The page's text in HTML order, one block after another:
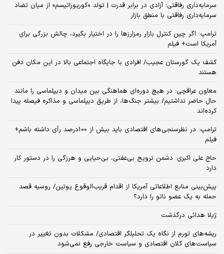
سرمایه‌داری رفاقتی؛ آزادی در برابر قدرت | تولد «کورپوراتیسم» از میان تضاد
سرمایه‌داری رفاقتی با منطق بازار
ترامپ: اگر چین کنترل بازار رمزارزها را در اختیار بگیرد، چالش بزرگی برای
آمریکا است+ فیلم
کشف یک گورستان عجیب/ افرادی با جایگاه اجتماعی بالا در این مکان دفن
هستند
معاون عراقچی: در هیچ دوره‌ای هماهنگی بین میدان و دیپلماسی را مانند
حال حاضر نداشتیم/ بیشتر جنگ‌ها، از طریق دیپلماسی و مذاکره فیصله پیدا
کرده‌اند
ترامپ: در نظرسنجی‌های اقتصادی باید بیش از 100درصد رأی داشته باشم+
فیلم
حاج علی اکبری: دشمن ترویج بی‌عفتی، بی‌حیایی و هرزگی را در دستور کار
دارد
پیش‌بینی منابع اطلاعاتی آمریکا از اقدام قریب‌الوقوع پوتین/ روسیه قصد
حمله به یک عضو ناتو را دارد؟
ژیلا هدائی درگذشت
ریشه‌های تورم از نگاه یک تحلیلگر اقتصادی/ مشکلات بدون تغییر در
سیاست‌های کلان اقتصادی و سیاست خارجی رفع نمی‌شود